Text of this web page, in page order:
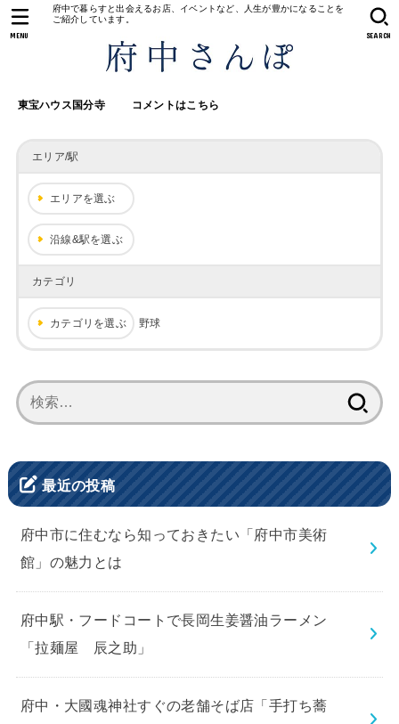
府中で暮らすと出会えるお店、イベントなど、人生が豊かになることを
ご紹介しています。
東宝ハウス国分寺 コメントはこちら
SEARCH
MENU
エリア/駅
エリアを選ぶ
沿線&駅を選ぶ
カテゴリ
カテゴリを選ぶ 野球
索:
最近の投稿
府中市に住むなら知っておきたい「府中市美術
館」の魅力とは
府中駅・フードコートで長岡生姜醤油ラーメン
「拉麺屋 辰之助」
府中・大國魂神社すぐの老舗そば店「手打ち蕎